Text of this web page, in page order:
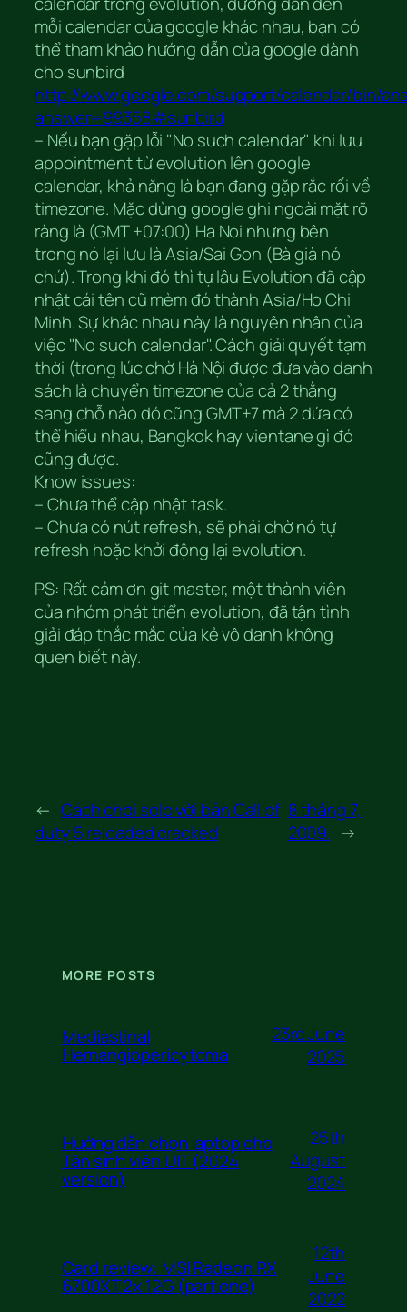
mỗi calendar của google khác nhau, bạn có
thể tham khảo hướng dẫn của google dành
cho sunbird
http://www.google.com/support/calendar/bin/
answer=99358#sunbird
– Nếu bạn gặp lỗi "No such calendar" khi lưu
appointment từ evolution lên google
calendar, khả năng là bạn đang gặp rắc rối về
timezone. Mặc dùng google ghi ngoài mặt rõ
ràng là (GMT +07:00) Ha Noi nhưng bên
trong nó lại lưu là Asia/Sai Gon (Bà già nó
chứ). Trong khi đó thì tự lâu Evolution đã cập
nhật cái tên cũ mèm đó thành Asia/Ho Chi
Minh. Sự khác nhau này là nguyên nhân của
việc "No such calendar". Cách giải quyết tạm
thời (trong lúc chờ Hà Nội được đưa vào danh
sách là chuyển timezone của cả 2 thằng
sang chỗ nào đó cũng GMT+7 mà 2 đứa có
thể hiểu nhau, Bangkok hay vientane gì đó
cũng được.
Know issues:
– Chưa thể cập nhật task.
– Chưa có nút refresh, sẽ phải chờ nó tự
refresh hoặc khởi động lại evolution.
PS: Rất cảm ơn git master, một thành viên
của nhóm phát triển evolution, đã tận tình
giải đáp thắc mắc của kẻ vô danh không
quen biết này.
← Cách chơi solo với bản Call of
duty 5 reloaded cracked
8 tháng 7,
2009. →
MORE POSTS
Mediastinal
Hemangiopericytoma
23rd June
2025
Hướng dẫn chọn laptop cho
Tân sinh viên UIT (2024
version)
25th
August
2024
Card review: MSI Radeon RX
6700XT 2x 12G (part one)
12th
June
2022